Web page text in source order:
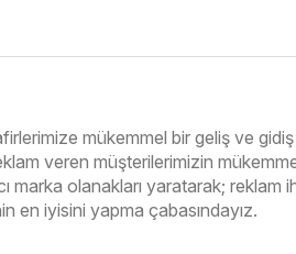
mükemmel bir geliş ve
veren müşterilerimizin
marka olanakları yaratarak;
en iyisini yapma çabasındayız.